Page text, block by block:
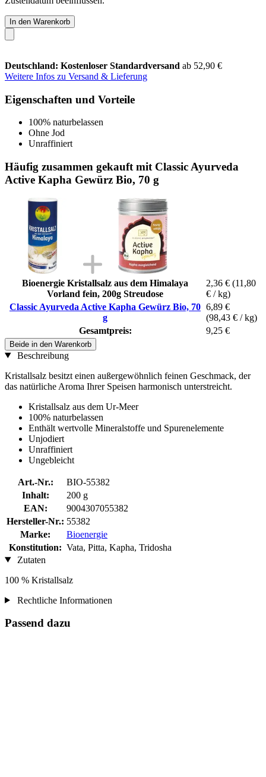
In den Warenkorb
Deutschland: Kostenloser Standardversand ab 52,90 €
Weitere Infos zu Versand & Lieferung
Eigenschaften und Vorteile
100% naturbelassen
Ohne Jod
Unraffiniert
Häufig zusammen gekauft mit Classic Ayurveda
Active Kapha Gewürz Bio, 70 g
Bioenergie Kristallsalz aus dem Himalaya
Vorland fein, 200g Streudose
2,36 € (11,80
€ / kg)
Classic Ayurveda Active Kapha Gewürz Bio, 70
g
6,89 €
(98,43 € / kg)
Gesamtpreis:
9,25 €
Beide in den Warenkorb
Beschreibung
Kristallsalz besitzt einen außergewöhnlich feinen Geschmack, der
das natürliche Aroma Ihrer Speisen harmonisch unterstreicht.
Kristallsalz aus dem Ur-Meer
100% naturbelassen
Enthält wertvolle Mineralstoffe und Spurenelemente
Unjodiert
Unraffiniert
Ungebleicht
Art.-Nr.:
BIO-55382
Inhalt:
200 g
EAN:
9004307055382
Hersteller-Nr.: 55382
Marke:
Bioenergie
Konstitution: Vata, Pitta, Kapha, Tridosha
Zutaten
100 % Kristallsalz
Rechtliche Informationen
Passend dazu